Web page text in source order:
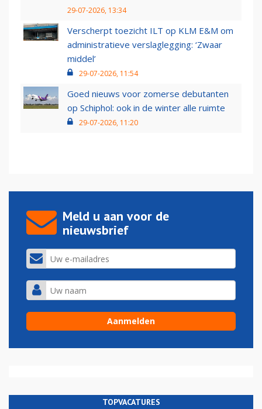
29-07-2026, 13:34
Verscherpt toezicht ILT op KLM E&M om
administratieve verslaglegging: ‘Zwaar
middel’
29-07-2026, 11:54
Goed nieuws voor zomerse debutanten
op Schiphol: ook in de winter alle ruimte
29-07-2026, 11:20
Meld u aan voor de
nieuwsbrief
TOPVACATURES